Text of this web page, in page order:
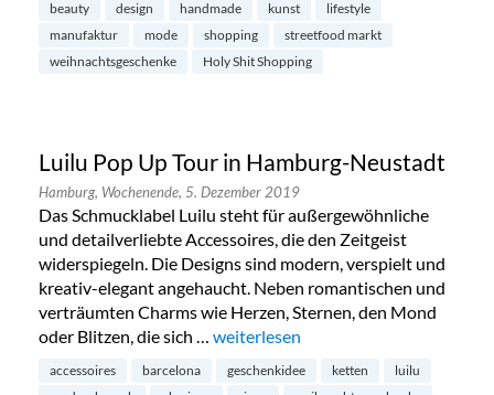
beauty design handmade kunst
lifestyle
manufaktur
mode shopping
streetfood markt
weihnachtsgeschenke
Holy Shit Shopping
Luilu Pop Up Tour in Hamburg-Neustadt
Hamburg, Wochenende, 5. Dezember 2019
Das Schmucklabel Luilu steht für außergewöhnliche
und detailverliebte Accessoires, die den Zeitgeist
widerspiegeln. Die Designs sind modern, verspielt und
kreativ-elegant angehaucht. Neben romantischen und
verträumten Charms wie Herzen, Sternen, den Mond
oder Blitzen, die sich … „Luilu Pop Up Tour in Hamburg-
weiterlesen
accessoires barcelona geschenkidee ketten
luilu